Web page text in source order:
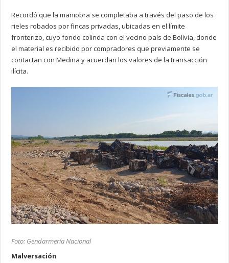
Recordó que la maniobra se completaba a través del paso de los
rieles robados por fincas privadas, ubicadas en el límite
fronterizo, cuyo fondo colinda con el vecino país de Bolivia, donde
el material es recibido por compradores que previamente se
contactan con Medina y acuerdan los valores de la transacción
ilícita.
Foto: Gendarmería Nacional
Malversación